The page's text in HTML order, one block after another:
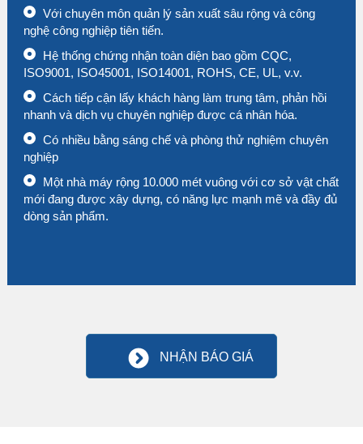
Với chuyên môn quản lý sản xuất sâu rộng và công
nghệ công nghiệp tiên tiến.
Hệ thống chứng nhận toàn diện bao gồm CQC,
ISO9001, ISO45001, ISO14001, ROHS, CE, UL, v.v.
Cách tiếp cận lấy khách hàng làm trung tâm, phản hồi
nhanh và dịch vụ chuyên nghiệp được cá nhân hóa.
Có nhiều bằng sáng chế và phòng thử nghiệm chuyên
nghiệp
Một nhà máy rộng 10.000 mét vuông với cơ sở vật chất
mới đang được xây dựng, có năng lực mạnh mẽ và đầy đủ
dòng sản phẩm.
NHẬN BÁO GIÁ